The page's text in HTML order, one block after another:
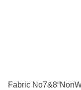
‪Fabric